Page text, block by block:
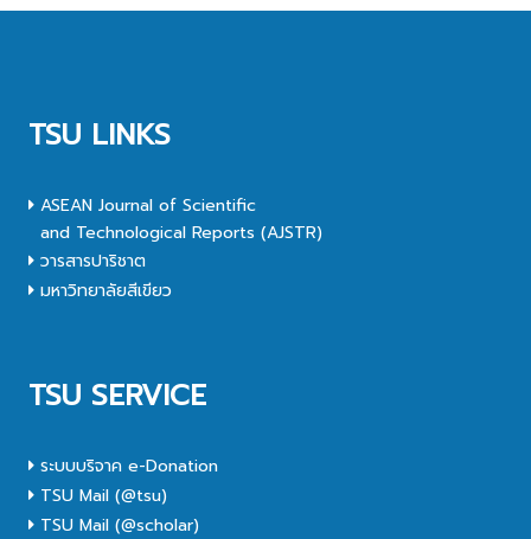
TSU LINKS
ASEAN Journal of Scientific
and Technological Reports (AJSTR)
วารสารปาริชาต
มหาวิทยาลัยสีเขียว
TSU SERVICE
ระบบบริจาค e-Donation
TSU Mail (@tsu)
TSU Mail (@scholar)